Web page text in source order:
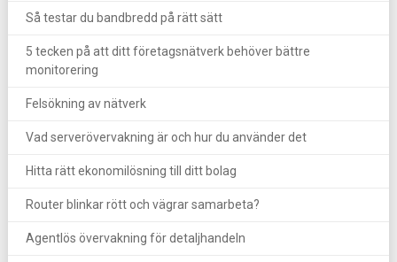
Så testar du bandbredd på rätt sätt
5 tecken på att ditt företagsnätverk behöver bättre
monitorering
Felsökning av nätverk
Vad serverövervakning är och hur du använder det
Hitta rätt ekonomilösning till ditt bolag
Router blinkar rött och vägrar samarbeta?
Agentlös övervakning för detaljhandeln